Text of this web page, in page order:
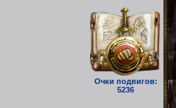
Очки подвигов:
5236